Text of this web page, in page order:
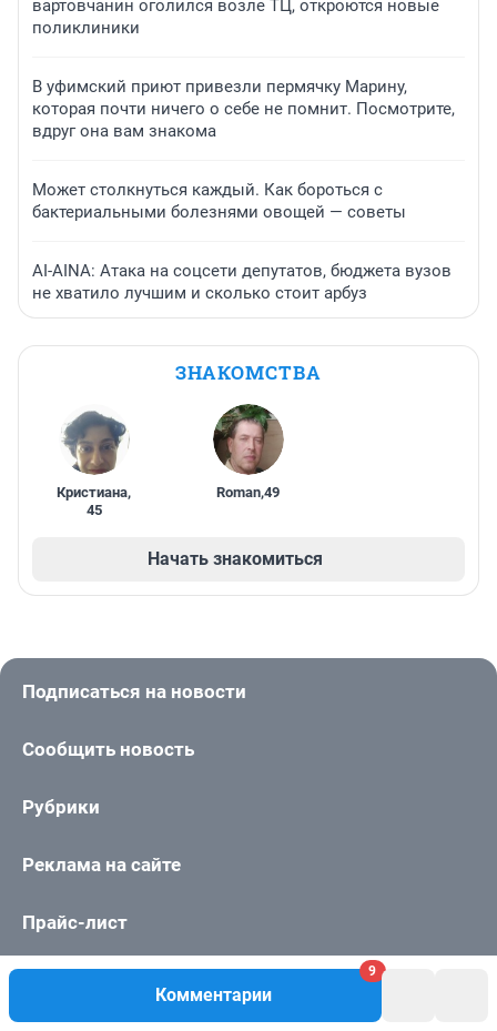
Комментарии
9
вартовчанин оголился возле ТЦ, откроются новые
поликлиники
В уфимский приют привезли пермячку Марину,
которая почти ничего о себе не помнит. Посмотрите,
вдруг она вам знакома
Может столкнуться каждый. Как бороться с
бактериальными болезнями овощей — советы
AI-AINA: Атака на соцсети депутатов, бюджета вузов
не хватило лучшим и сколько стоит арбуз
ЗНАКОМСТВА
Кристиана,
45
Roman,49
Начать знакомиться
Подписаться на новости
Сообщить новость
Рубрики
Реклама на сайте
Прайс-лист